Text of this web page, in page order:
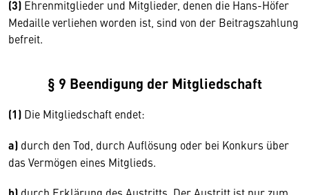
(3) Ehrenmitglieder und Mitglieder, denen die Hans-Höfer
Medaille verliehen worden ist, sind von der Beitragszahlung
befreit.
§ 9 Beendigung der Mitgliedschaft
(1) Die Mitgliedschaft endet:
a) durch den Tod, durch Auflösung oder bei Konkurs über
das Vermögen eines Mitglieds.